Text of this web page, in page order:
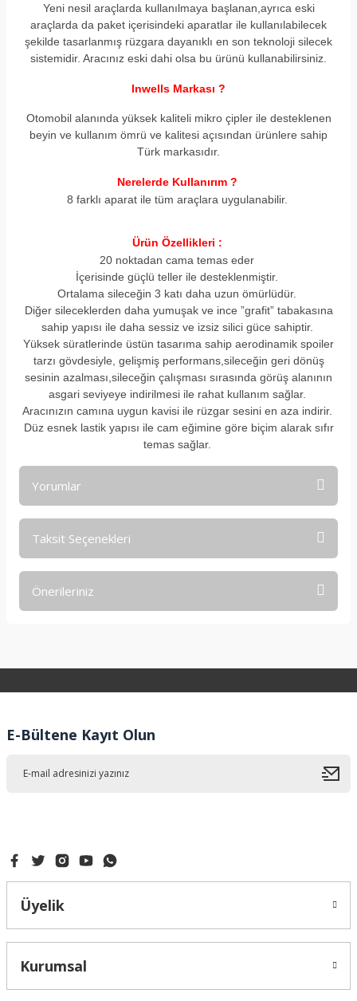
Yeni nesil araçlarda kullanılmaya başlanan,ayrıca eski
araçlarda da paket içerisindeki aparatlar ile kullanılabilecek
şekilde tasarlanmış rüzgara dayanıklı en son teknoloji silecek
sistemidir. Aracınız eski dahi olsa bu ürünü kullanabilirsiniz.
Inwells Markası ?
Otomobil alanında yüksek kaliteli mikro çipler ile desteklenen
beyin ve kullanım ömrü ve kalitesi açısından ürünlere sahip
Türk markasıdır.
Nerelerde Kullanırım ?
8 farklı aparat ile tüm araçlara uygulanabilir.
Ürün Özellikleri :
20 noktadan cama temas eder
İçerisinde güçlü teller ile desteklenmiştir.
Ortalama sileceğin 3 katı daha uzun ömürlüdür.
Diğer sileceklerden daha yumuşak ve ince ”grafit” tabakasına
sahip yapısı ile daha sessiz ve izsiz silici güce sahiptir.
Yüksek süratlerinde üstün tasarıma sahip aerodinamik spoiler
tarzı gövdesiyle, gelişmiş performans,sileceğin geri dönüş
sesinin azalması,sileceğin çalışması sırasında görüş alanının
asgari seviyeye indirilmesi ile rahat kullanım sağlar.
Aracınızın camına uygun kavisi ile rüzgar sesini en aza indirir.
Düz esnek lastik yapısı ile cam eğimine göre biçim alarak sıfır
temas sağlar.
Yorumlar
Taksit Seçenekleri
Önerileriniz
Ürün açıklamasında eksik bilgiler bulunuyor.
Ürün fiyatı diğer sitelerden daha pahalı.
E-Bültene Kayıt Olun
Üyelik
Kurumsal